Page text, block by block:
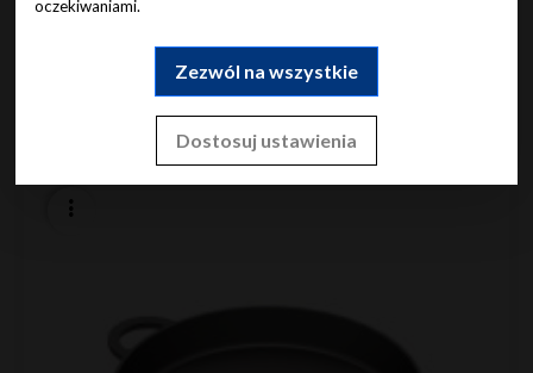
oczekiwaniami.
Zezwól na wszystkie
Dostosuj ustawienia
Do koszyka